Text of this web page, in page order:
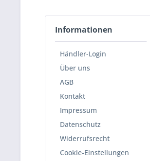
Informationen
Händler-Login
Über uns
AGB
Kontakt
Impressum
Datenschutz
Widerrufsrecht
Cookie-Einstellungen